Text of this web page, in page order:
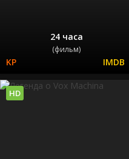
24 часа
(фильм)
HD